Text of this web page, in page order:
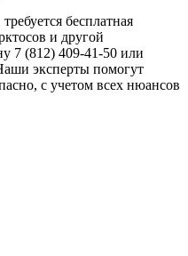
бесплатная
и другой
7 (812) 409-41-50 или
эксперты помогут
с учетом всех нюансов